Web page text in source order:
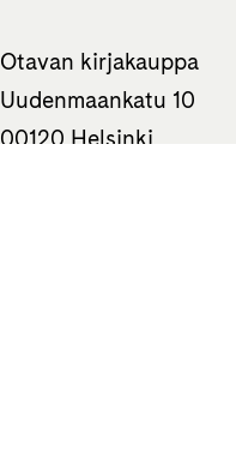
Otavan kirjakauppa
Uudenmaankatu 10
00120 Helsinki